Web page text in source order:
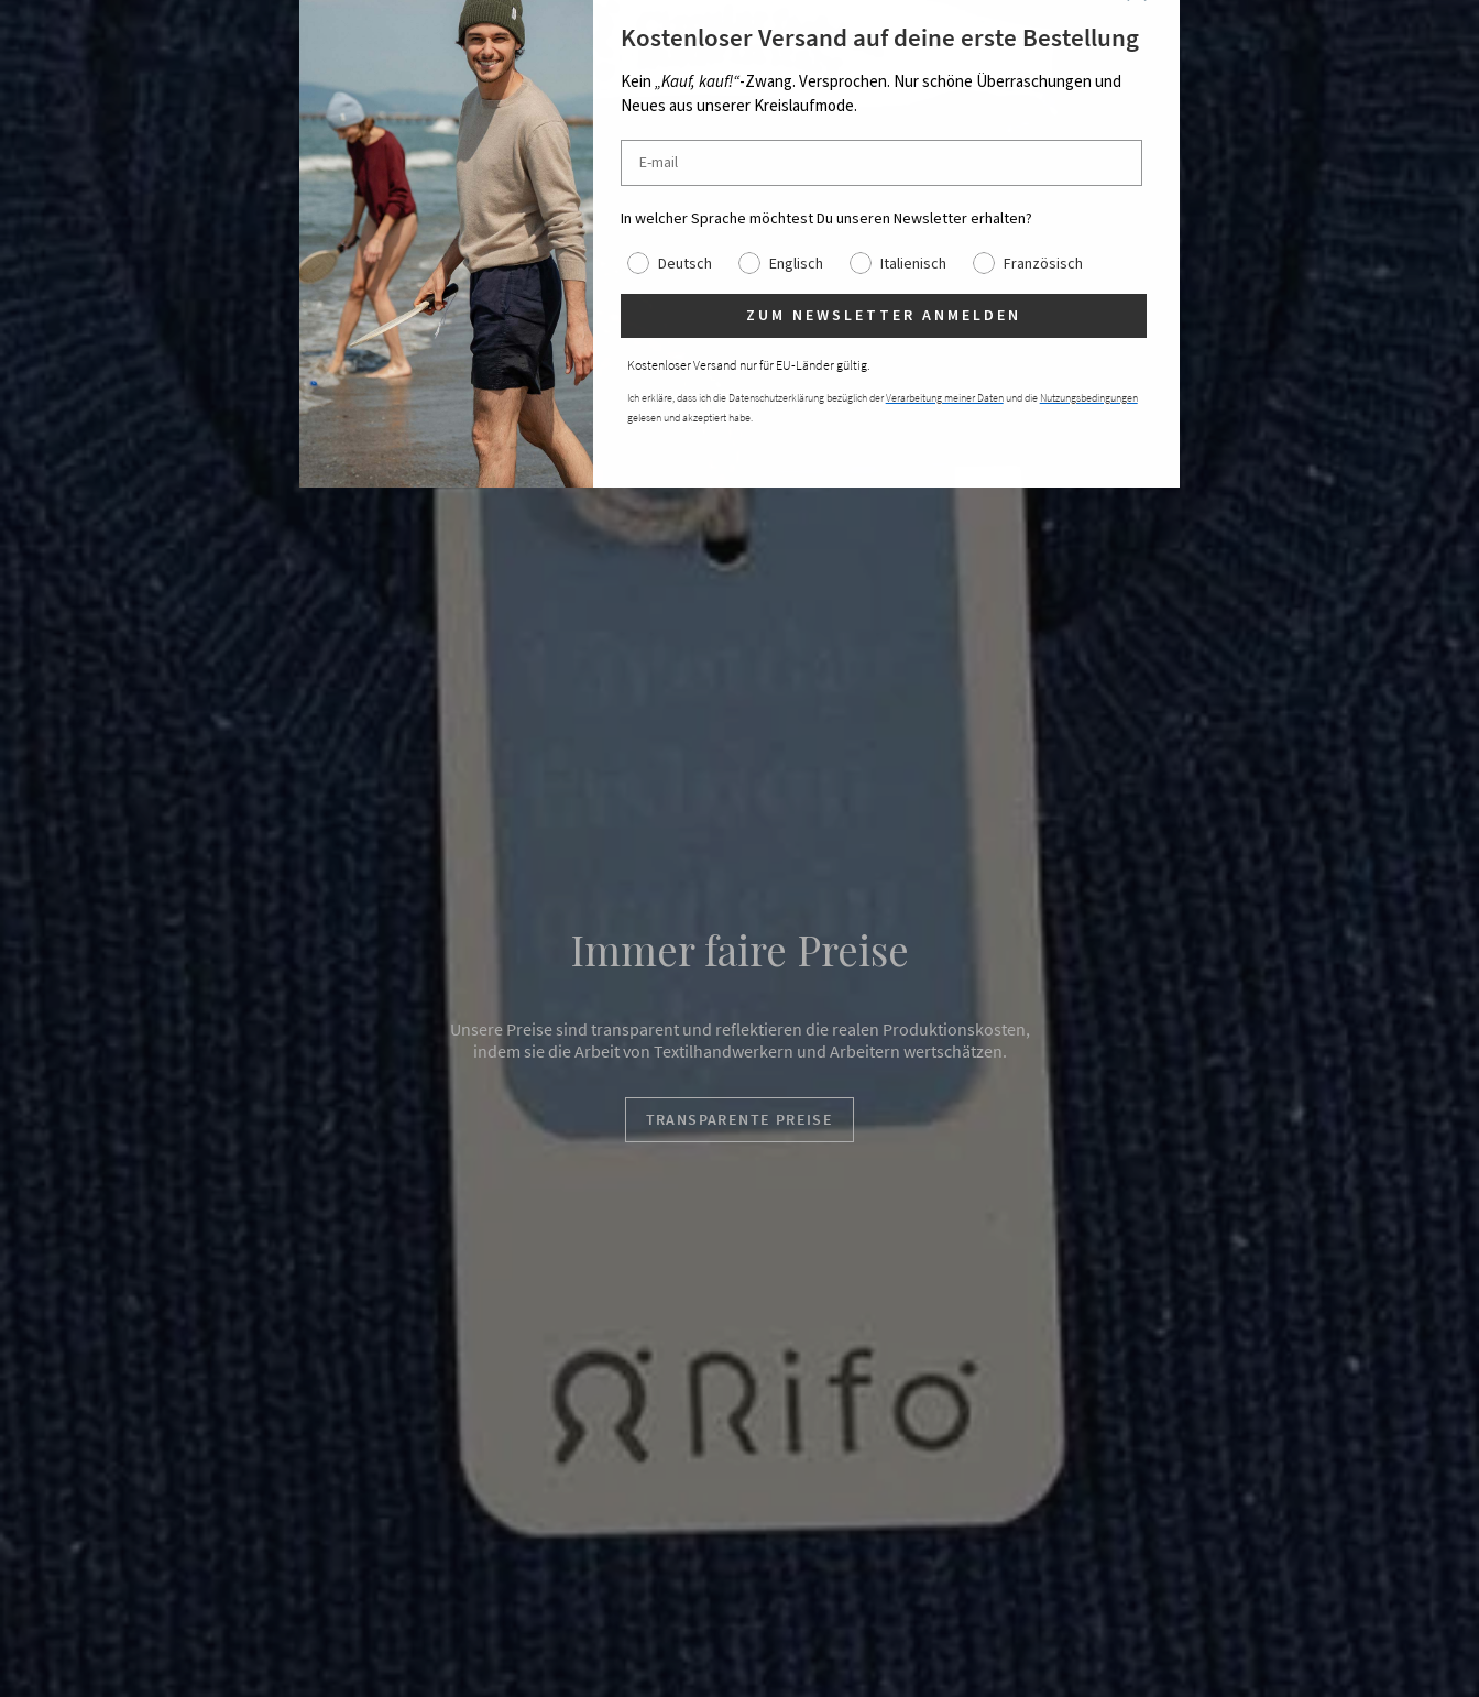
Baumwolle
Ein innovatives und nachhaltiges Material, das aus Industrieabfällen und OCS-
zertifizierter Bio-Baumwolle gewonnen wird, die im Einklang mit den Rhythmen der
Kostenloser Versand auf deine erste Bestellung
Kein„Kauf, kauf!“-Zwang. Versprochen. Nur schöne Überraschungen und
Neues aus unserer Kreislaufmode.
In welcher Sprache möchtest Du unseren Newsletter erhalten?
Deutsch Englisch Italienisch Französisch
ZUM NEWSLETTER ANMELDEN
Kostenloser Versand nur für EU-Länder gültig.
Ich erkläre, dass ich die Datenschutzerklärung bezüglich derVerarbeitung meiner Datenund die Nutzungsbedingungen
gelesen und akzeptiert habe.